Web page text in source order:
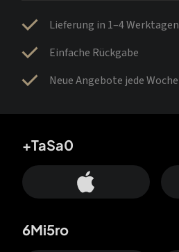
Lieferung in 1–4 Werktagen
Einfache Rückgabe
Neue Angebote jede Woche
+TaSa0
6Mi5ro